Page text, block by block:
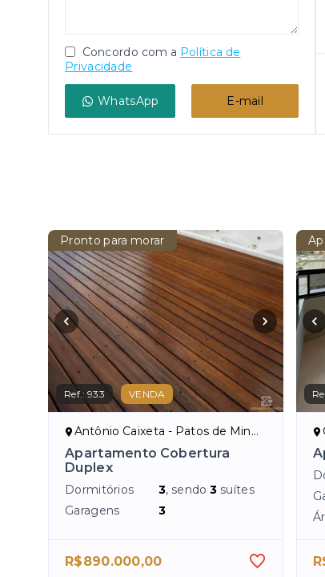
Concordo com a Política de
Privacidade
WhatsApp E-mail
Pronto para morar
Ref.:933 VENDA
Antônio Caixeta - Patos de Minas/MG
Apartamento Cobertura
Duplex
Dormitórios 3, sendo3 suítes
Garagens
3
R$890.000,00